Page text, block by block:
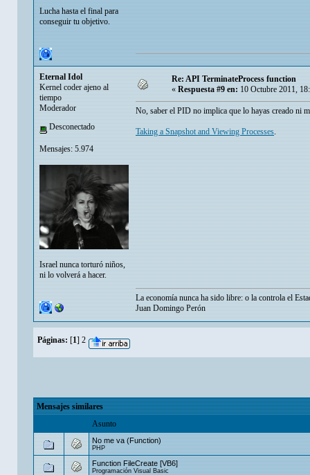
Lucha hasta el final para
conseguir tu objetivo.
Eternal Idol
Kernel coder ajeno al
tiempo
Moderador
Desconectado
Mensajes: 5.974
Israel nunca torturó niños,
ni lo volverá a hacer.
Re: API TerminateProcess function
« Respuesta #9 en: 10 Octubre 2011,
No, saber el PID no implica que lo hayas creado ni
Taking a Snapshot and Viewing Processes.
La economía nunca ha sido libre: o la controla el
Juan Domingo Perón
Páginas: [1] 2
Mensajes similares
Asunto
No me va (Function)
PHP
Function FileCreate [VB6]
Programación Visual Basic